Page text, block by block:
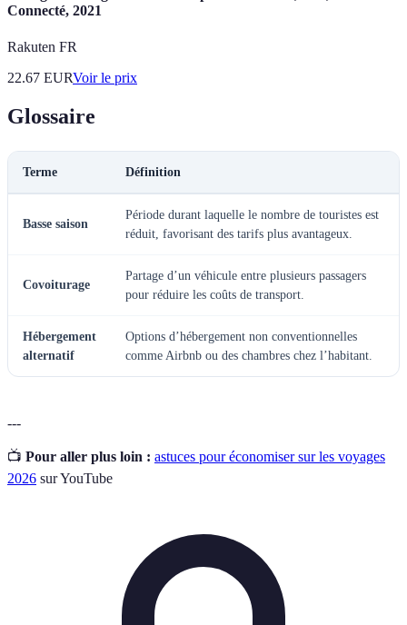
Connecté, 2021
Rakuten FR
22.67 EURVoir le prix
Glossaire
Terme Définition
Basse saison
Période durant laquelle le nombre de touristes est
réduit, favorisant des tarifs plus avantageux.
Covoiturage
Partage d’un véhicule entre plusieurs passagers
pour réduire les coûts de transport.
Hébergement
alternatif
Options d’hébergement non conventionnelles
comme Airbnb ou des chambres chez l’habitant.
---
📺 Pour aller plus loin : astuces pour économiser sur les voyages
2026 sur YouTube